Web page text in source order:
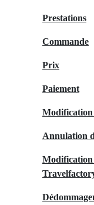
Prestations
Commande
Prix
Paiement
Modification
Annulation